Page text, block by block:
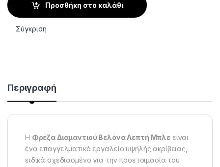
Προσθήκη στο καλάθι
Σύγκριση
Περιγραφή
Η Φρέζα Διαμαντιού Βελόνα Λεπτή Μπλεείναι
ένα επαγγελματικό εργαλείο υψηλής ακρίβειας,
ειδικά σχεδιασμένο για την προετοιμασία του